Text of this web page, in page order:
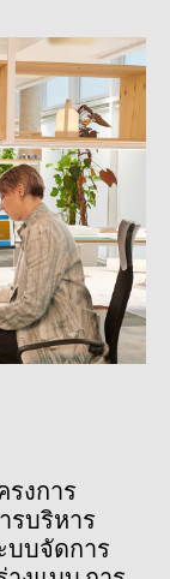
รงการ
รบริหาร
บบจัดการ